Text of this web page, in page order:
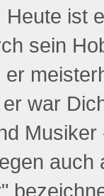
Heute ist
sein
war
Musiker
auch